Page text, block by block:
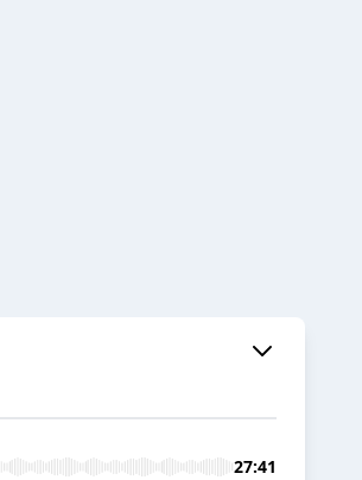
27:41